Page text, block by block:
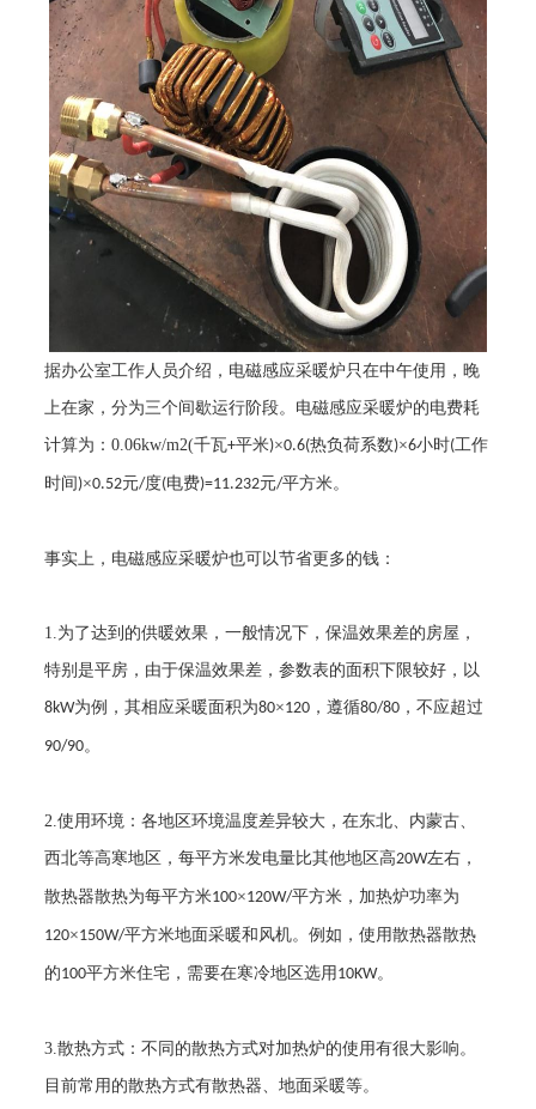
据办公室工作人员介绍， 电磁感应采暖炉只在中午使用，晚
上在家，分为三个间歇运行阶段。 电磁感应采暖炉的电费耗
计算为：0.06kw/m2(千瓦+平米)×0.6(热负荷系数)×6小时(工作
时间)×0.52元/度(电费)=11.232元/平方米。
事实上， 电磁感应采暖炉也可以节省更多的钱：
1.为了达到的供暖效果，一般情况下，保温效果差的房屋，
特别是平房，由于保温效果差，参数表的面积下限较好，以
8kW为例，其相应采暖面积为80×120 ，遵循80/80 ，不应超过
90/90。
2.使用环境：各地区环境温度差异较大，在东北、内蒙古、
西北等高寒地区，每平方米发电量比其他地区高20W左右，
散热器散热为每平方米100×120W/平方米，加热炉功率为
120×150W/平方米地面采暖和风机。例如，使用散热器散热
的100平方米住宅，需要在寒冷地区选用 10KW。
3.散热方式：不同的散热方式对加热炉的使用有很大影响。
目前常用的散热方式有散热器、地面采暖等。